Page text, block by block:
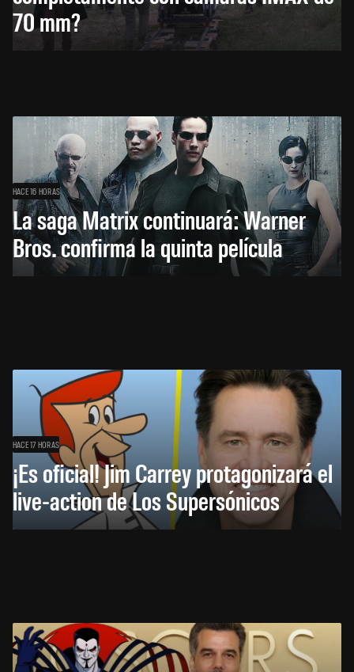
70 mm?
HACE 16 HORAS
La saga Matrix continuará: Warner
Bros. confirma la quinta película
HACE 17 HORAS
¡Es oficial! Jim Carrey protagonizará el
live-action de Los Supersónicos